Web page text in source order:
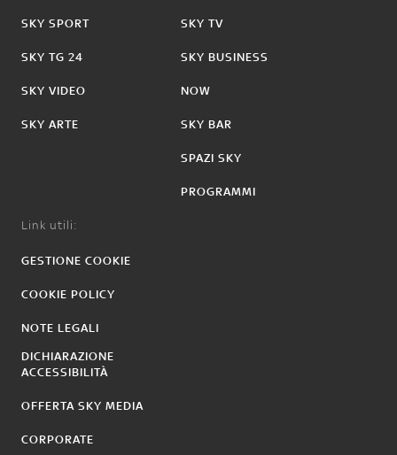
SKY SPORT
SKY TG 24
SKY VIDEO
SKY ARTE
SKY TV
SKY BUSINESS
NOW
SKY BAR
SPAZI SKY
PROGRAMMI
Link utili:
GESTIONE COOKIE
COOKIE POLICY
NOTE LEGALI
DICHIARAZIONE
ACCESSIBILITÀ
OFFERTA SKY MEDIA
CORPORATE